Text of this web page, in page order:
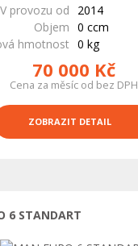
V provozu od
2014
Objem 0 ccm
hmotnost 0 kg
70 000 Kč
Cena za měsíc od bez DPH
ZOBRAZIT DETAIL
6 STANDART